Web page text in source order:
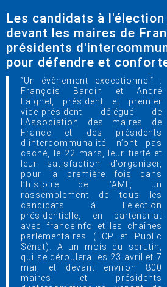
Les candidats à
devant les maires de
présidents
pour défendre et
ʺUn évènement exceptionnelʺ :
François Baroin et André
Laignel, président et premier
vice-président délégué de
l’Association des maires de
France et des présidents
d'intercommunalité, n’ont pas
caché, le 22 mars, leur fierté et
leur satisfaction d’organiser,
pour la première fois dans
l’histoire de l’AMF, un
rassemblement de tous les
candidats à l’élection
présidentielle, en partenariat
avec franceinfo et les chaînes
parlementaires (LCP et Public
Sénat). A un mois du scrutin,
qui se déroulera les 23 avril et 7
mai, et devant environ 800
maires et présidents